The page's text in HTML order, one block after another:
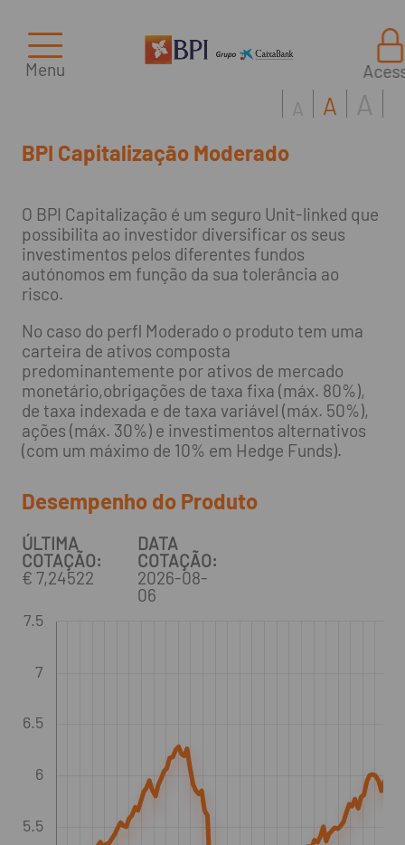
Menu
BPI Capitalização Moderado
A A A
O BPI Capitalização é um seguro Unit-linked que
possibilita ao investidor diversificar os seus
investimentos pelos diferentes fundos
autónomos em função da sua tolerância ao
risco.
No caso do perfl Moderado o produto tem uma
carteira de ativos composta
predominantemente por ativos de mercado
monetário,obrigações de taxa fixa (máx. 80%),
de taxa indexada e de taxa variável (máx. 50%),
ações (máx. 30%) e investimentos alternativos
(com um máximo de 10% em Hedge Funds).
Desempenho do Produto
ÚLTIMA
COTAÇÃO:
€ 7,24522
DATA
COTAÇÃO:
2026-08-
06
5.5
6
6.5
7
7.5